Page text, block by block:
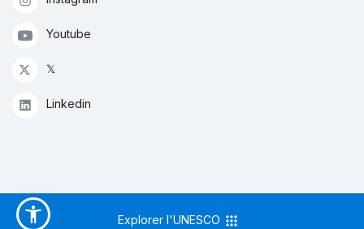
Youtube
𝕏
Linkedin
Explorer l'UNESCO